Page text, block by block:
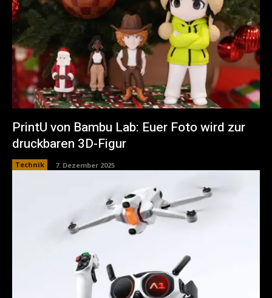
PrintU von Bambu Lab: Euer Foto wird zur
druckbaren 3D-Figur
Technik 7. Dezember 2025